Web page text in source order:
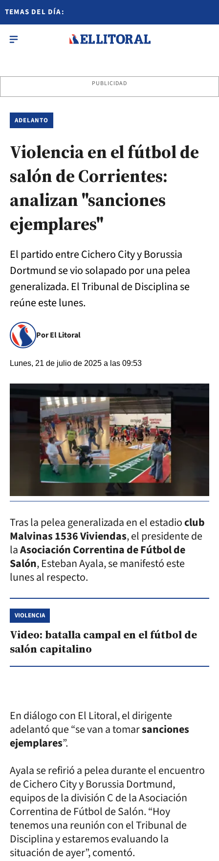
TEMAS DEL DÍA:
PUBLICIDAD
ADELANTO
Violencia en el fútbol de
salón de Corrientes:
analizan "sanciones
ejemplares"
El partido entre Cichero City y Borussia
Dortmund se vio solapado por una pelea
generalizada. El Tribunal de Disciplina se
reúne este lunes.
Por El Litoral
Lunes, 21 de julio de 2025 a las 09:53
Tras la pelea generalizada en el estadioclub
Malvinas 1536 Viviendas, el presidente de
laAsociación Correntina de Fútbol de
Salón, Esteban Ayala, se manifestó este
lunes al respecto.
VIOLENCIA
Video: batalla campal en el fútbol de
salón capitalino
En diálogo con El Litoral, el dirigente
adelantó que “se van a tomarsanciones
ejemplares”.
Ayala se refirió a pelea durante el encuentro
de Cichero City y Borussia Dortmund,
equipos de la división C de la Asociación
Correntina de Fútbol de Salón. “Hoy
tenemos una reunión con el Tribunal de
Disciplina y estaremos evaluando la
situación de ayer”, comentó.